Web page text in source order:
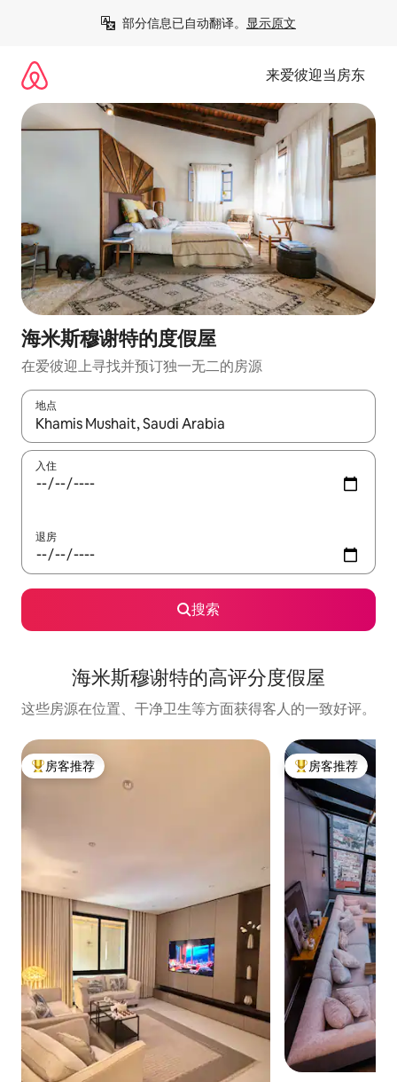
部分信息已自动翻译。 显示原文
来爱彼迎当房东
海米斯穆谢特的度假屋
在爱彼迎上寻找并预订独一无二的房源
地点
如有搜索结果，请使用上下方向键查看，或通过点击或滑动手势
入住
退房
搜索
海米斯穆谢特的高评分度假屋
这些房源在位置、干净卫生等方面获得客人的一致好评。
热门「房客推荐」
房客推荐 热门「房客推荐」
房客推荐